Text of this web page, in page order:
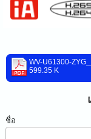
WV-U61300-
599.35 K
ชื่อ